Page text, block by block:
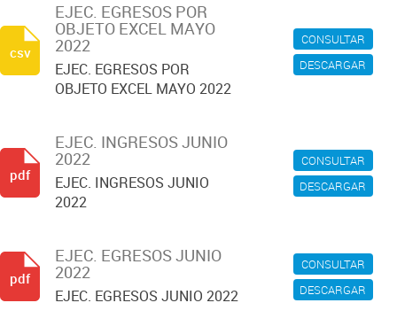
CONSULTAR
DESCARGAR
EJEC. EGRESOS POR
OBJETO EXCEL MAYO
2022
EJEC. EGRESOS POR
OBJETO EXCEL MAYO 2022
csv
CONSULTAR
DESCARGAR
EJEC. INGRESOS JUNIO
2022
EJEC. INGRESOS JUNIO
2022
pdf
CONSULTAR
DESCARGAR
EJEC. EGRESOS JUNIO
2022
EJEC. EGRESOS JUNIO 2022
pdf